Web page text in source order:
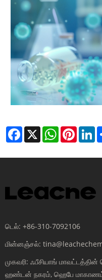
Facebook
X WhatsApp
டெல்: +86-310-7092106
மின்னஞ்சல்:
முகவரி: ஃபீசியாங் மாவட்டத்தின்
ஹண்டன் நகரம், ஹெபே மாகாணம்,